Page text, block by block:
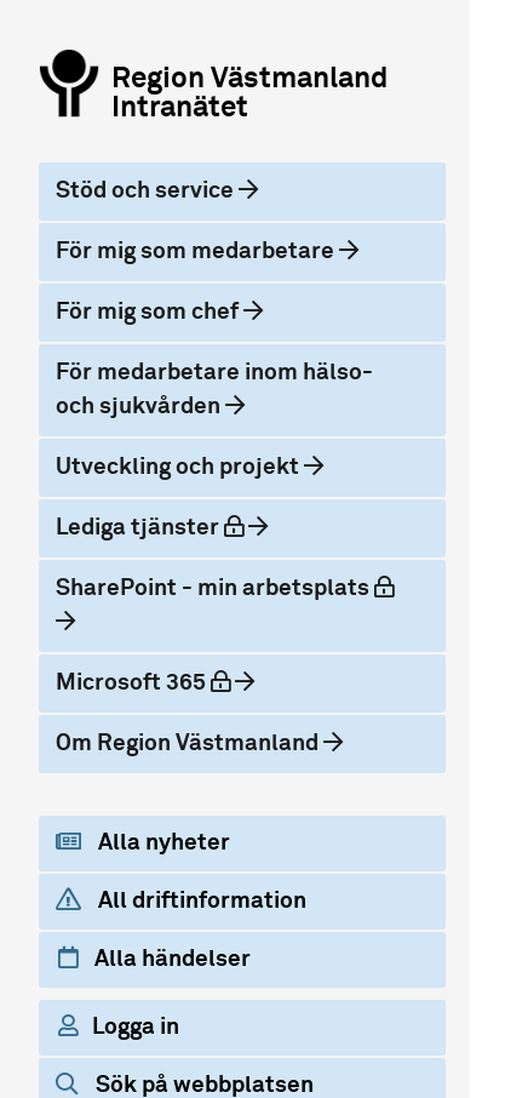
Region Västmanland
Intranätet
Stöd och service
För mig som medarbetare
För mig som chef
För medarbetare inom hälso-
och sjukvården
Utveckling och projekt
Lediga tjänster låst
SharePoint - min arbetsplats låst
Microsoft 365 låst
Om Region Västmanland
Alla nyheter
All driftinformation
Alla händelser
Logga in
Sök på webbplatsen